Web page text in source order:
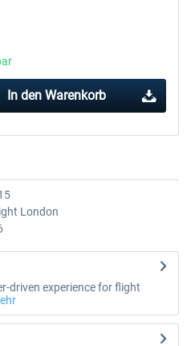
In den Warenkorb
London
driven experience for flight